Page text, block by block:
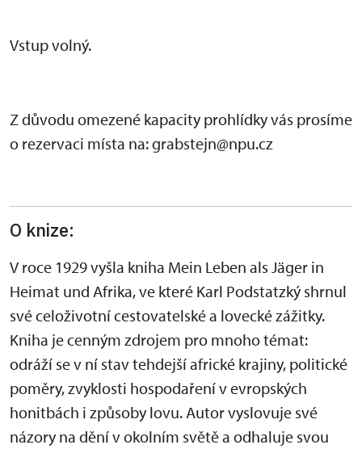
Vstup volný.
Z důvodu omezené kapacity prohlídky vás prosíme
o rezervaci místa na: grabstejn@npu.cz
O knize:
V roce 1929 vyšla kniha Mein Leben als Jäger in
Heimat und Afrika, ve které Karl Podstatzký shrnul
své celoživotní cestovatelské a lovecké zážitky.
Kniha je cenným zdrojem pro mnoho témat:
odráží se v ní stav tehdejší africké krajiny, politické
poměry, zvyklosti hospodaření v evropských
honitbách i způsoby lovu. Autor vyslovuje své
názory na dění v okolním světě a odhaluje svou